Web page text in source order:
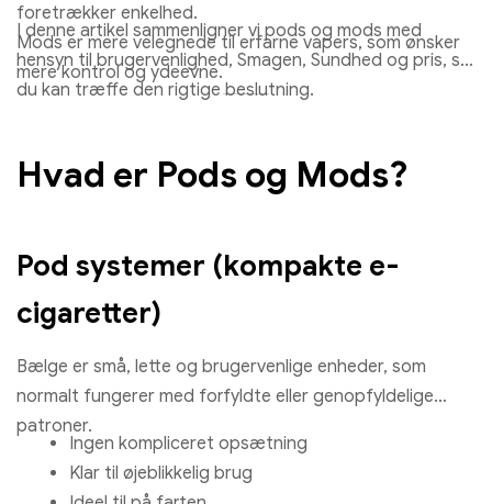
RandM Tornado 7000 Blind kasse | 7000 Pust | Hurtig
foretrækker enkelhed.
Mods er mere velegnede til erfarne vapers, som ønsker
mere kontrol og ydeevne.
I denne artikel sammenligner vi pods og mods med
hensyn til brugervenlighed, Smagen, Sundhed og pris, så
du kan træffe den rigtige beslutning.
Hvad er Pods og Mods?
Pod systemer (kompakte e-
cigaretter)
Bælge er små, lette og brugervenlige enheder, som
normalt fungerer med forfyldte eller genopfyldelige
patroner.
Ingen kompliceret opsætning
Klar til øjeblikkelig brug